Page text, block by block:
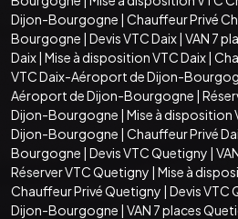
Dijon-Bourgogne | Chauffeur Privé
Bourgogne | Devis VTC Daix| VAN 7
Daix| Mise à disposition VTC Daix|
VTC Daix-Aéroport de Dijon-
Aéroport de Dijon-Bourgogne |
Dijon-Bourgogne | Mise à disposition
Dijon-Bourgogne | Chauffeur Privé
Bourgogne | Devis VTC Quetigny |
Réserver VTC Quetigny | Mise à
Chauffeur Privé Quetigny | Devis
Dijon-Bourgogne | VAN 7 places